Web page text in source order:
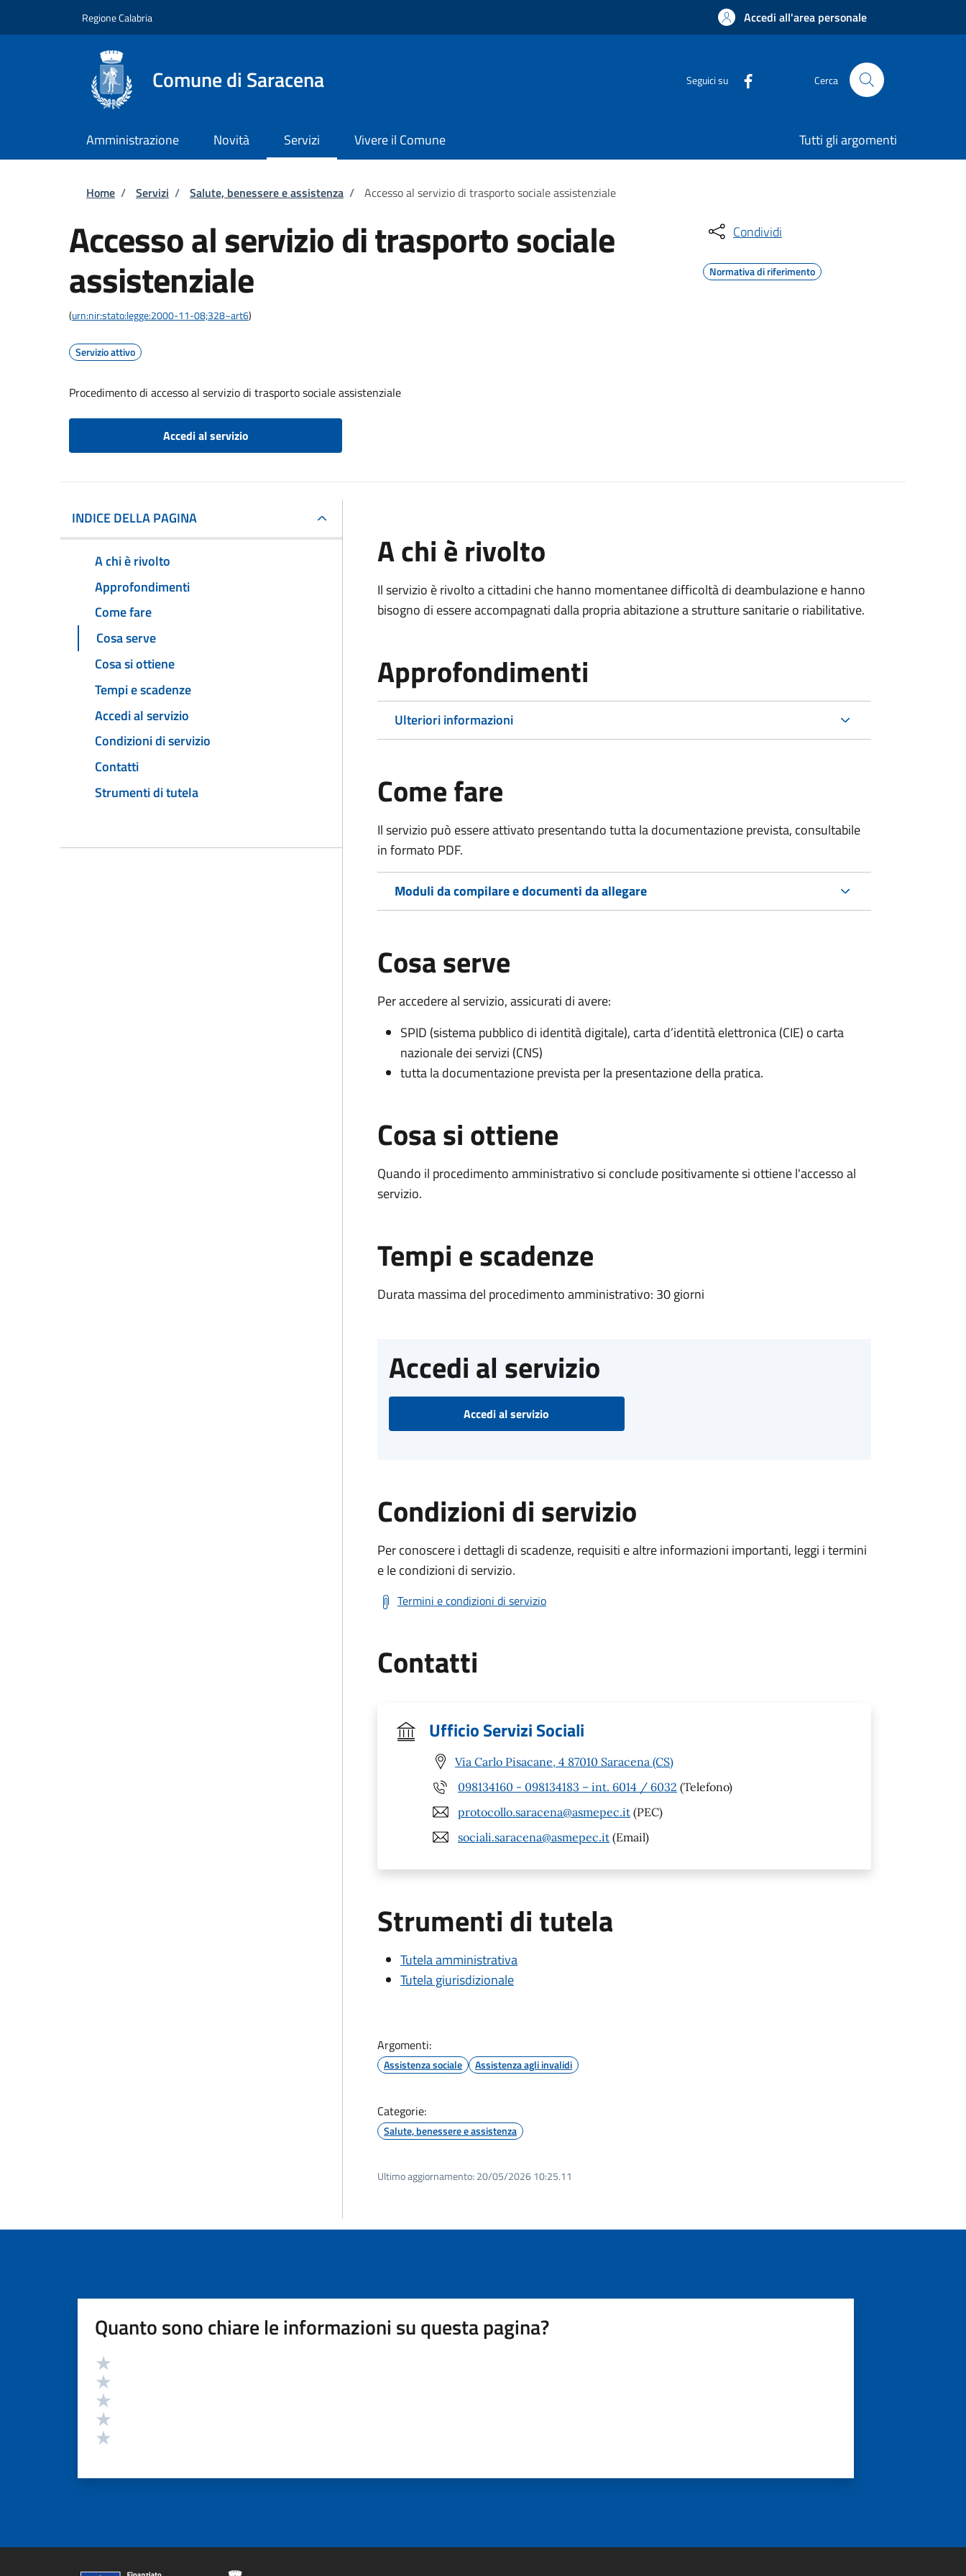
Regione Calabria Accedi all'area personale
Comune di Saracena Seguici su Cerca
Amministrazione Novità Servizi Vivere il Comune Tutti gli argomenti
Briciole di pane
Home / Servizi / Salute, benessere e assistenza / Accesso al servizio di trasporto sociale assistenziale
Accesso al servizio di trasporto sociale
assistenziale
(urn:nir:stato:legge:2000-11-08;328~art6)
Servizio attivo
Procedimento di accesso al servizio di trasporto sociale assistenziale
Accedi al servizio
Condividi
Normativa di riferimento
INDICE DELLA PAGINA
A chi è rivolto
Approfondimenti
Come fare
Cosa serve
Cosa si ottiene
Tempi e scadenze
Accedi al servizio
Condizioni di servizio
Contatti
Strumenti di tutela
A chi è rivolto
Il servizio è rivolto a cittadini che hanno momentanee difficoltà di deambulazione e hanno
bisogno di essere accompagnati dalla propria abitazione a strutture sanitarie o riabilitative.
Approfondimenti
Ulteriori informazioni
Come fare
Il servizio può essere attivato presentando tutta la documentazione prevista, consultabile
in formato PDF.
Moduli da compilare e documenti da allegare
Cosa serve
Per accedere al servizio, assicurati di avere:
SPID (sistema pubblico di identità digitale), carta d’identità elettronica (CIE) o carta
nazionale dei servizi (CNS)
tutta la documentazione prevista per la presentazione della pratica.
Cosa si ottiene
Quando il procedimento amministrativo si conclude positivamente si ottiene l'accesso al
servizio.
Tempi e scadenze
Durata massima del procedimento amministrativo: 30 giorni
Accedi al servizio
Accedi al servizio
Condizioni di servizio
Per conoscere i dettagli di scadenze, requisiti e altre informazioni importanti, leggi i termini
e le condizioni di servizio.
Termini e condizioni di servizio
Contatti
Ufficio Servizi Sociali
Via Carlo Pisacane, 4 87010 Saracena (CS)
098134160 - 098134183 – int. 6014 / 6032 (Telefono)
protocollo.saracena@asmepec.it (PEC)
sociali.saracena@asmepec.it (Email)
Strumenti di tutela
Tutela amministrativa
Tutela giurisdizionale
Argomenti:
Assistenza sociale Assistenza agli invalidi
Categorie:
Salute, benessere e assistenza
Ultimo aggiornamento: 20/05/2026 10:25.11
Quanto sono chiare le informazioni su questa pagina?
Valutazione